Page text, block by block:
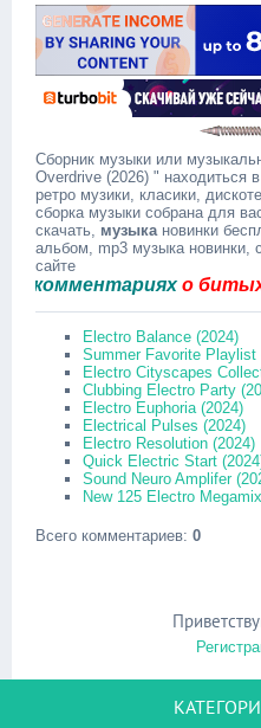
Сборник музыки или
Overdrive (2026) " находиться
ретро музики, класики,
сборка музыки собрана для
скачать, музыкановинки
альбом, mp3 музыка
сайте
о битых
Electro Balance (2024)
Summer Favorite Playlist
Electro Cityscapes
Clubbing Electro Party
Electro Euphoria (2024)
Electrical Pulses (2024)
Electro Resolution (2024)
Quick Electric Start
Sound Neuro Amplifer
New 125 Electro
Всего комментариев: 0